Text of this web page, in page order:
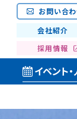
イベント
お問い合
会社紹介
採用情報